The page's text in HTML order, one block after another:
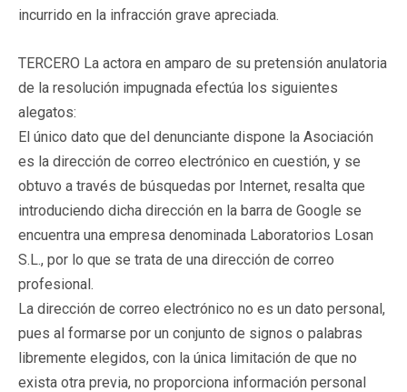
incurrido en la infracción grave apreciada.
TERCERO La actora en amparo de su pretensión anulatoria
de la resolución impugnada efectúa los siguientes
alegatos:
El único dato que del denunciante dispone la Asociación
es la dirección de correo electrónico en cuestión, y se
obtuvo a través de búsquedas por Internet, resalta que
introduciendo dicha dirección en la barra de Google se
encuentra una empresa denominada Laboratorios Losan
S.L., por lo que se trata de una dirección de correo
profesional.
La dirección de correo electrónico no es un dato personal,
pues al formarse por un conjunto de signos o palabras
libremente elegidos, con la única limitación de que no
exista otra previa, no proporciona información personal